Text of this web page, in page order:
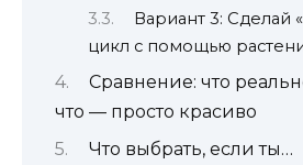
Вариант 3: Сделай
цикл с помощью
Сравнение: что
что — просто красиво
Что выбрать, если ты…